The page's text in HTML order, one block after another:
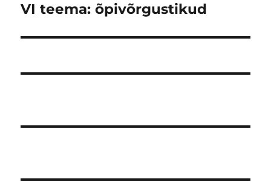
Järgmine
VI teema: õpivõrgustikud